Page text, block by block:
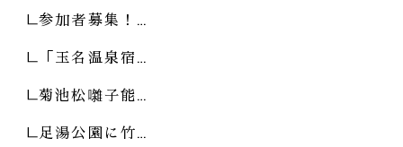
参加者募集！…
「玉名温泉宿…
菊池松囃子能…
足湯公園に竹…